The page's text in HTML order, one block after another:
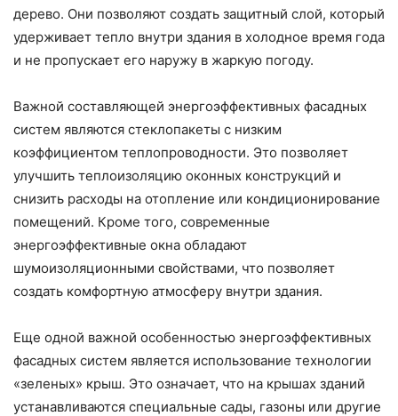
дерево. Они позволяют создать защитный слой, который
удерживает тепло внутри здания в холодное время года
и не пропускает его наружу в жаркую погоду.
Важной составляющей энергоэффективных фасадных
систем являются стеклопакеты с низким
коэффициентом теплопроводности. Это позволяет
улучшить теплоизоляцию оконных конструкций и
снизить расходы на отопление или кондиционирование
помещений. Кроме того, современные
энергоэффективные окна обладают
шумоизоляционными свойствами, что позволяет
создать комфортную атмосферу внутри здания.
Еще одной важной особенностью энергоэффективных
фасадных систем является использование технологии
«зеленых» крыш. Это означает, что на крышах зданий
устанавливаются специальные сады, газоны или другие